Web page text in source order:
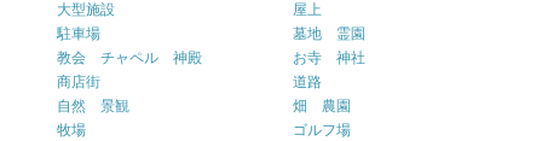
大型施設
屋上
駐車場
墓地 霊園
教会 チャペル 神殿
お寺 神社
商店街
道路
自然 景観
畑 農園
牧場
ゴルフ場